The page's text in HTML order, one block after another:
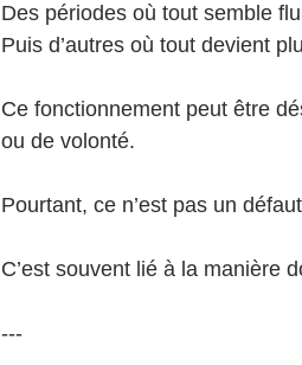
Des périodes où tout semble
Puis d’autres où tout devient
Ce fonctionnement peut être
ou de volonté.
Pourtant, ce n’est pas un
C’est souvent lié à la manière
---